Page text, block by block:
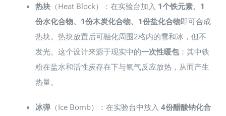
热块（Heat Block）：在实验台加入 1个铁元素、1
份水化合物、1份木炭化合物、1份盐化合物即可合成
热块。热块放置后可融化周围2格内的雪和冰，但不
发光。这个设计来源于现实中的一次性暖包：其中铁
粉在盐水和活性炭存在下与氧气反应放热，从而产生
热量。
冰弹（Ice Bomb）：在实验台中放入 4份醋酸钠化合